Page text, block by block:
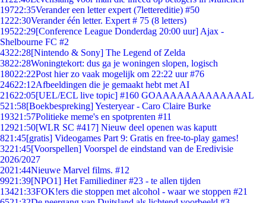
19722:35Verander een letter expert (7lettereditie) #50
1222:30Verander één letter. Expert # 75 (8 letters)
19522:29[Conference League Donderdag 20:00 uur] Ajax -
Shelbourne FC #2
4322:28[Nintendo & Sony] The Legend of Zelda
3822:28Woningtekort: dus ga je woningen slopen, logisch
18022:22Post hier zo vaak mogelijk om 22:22 uur #76
24622:12Afbeeldingen die je gemaakt hebt met AI
21622:05[UEL/ECL live topic] #160 GOAAAAAAAAAAAAAL
521:58[Boekbespreking] Yesteryear - Caro Claire Burke
19321:57Politieke meme's en spotprenten #11
12921:50[WLR SC #417] Nieuw deel openen was kaputt
821:45[gratis] Videogames Part 9: Gratis en free-to-play games!
3221:45[Voorspellen] Voorspel de eindstand van de Eredivisie
2026/2027
2021:44Nieuwe Marvel films. #12
9921:39[NPO1] Het Familiediner #23 - te allen tijden
13421:33FOK!ers die stoppen met alcohol - waar we stoppen #21